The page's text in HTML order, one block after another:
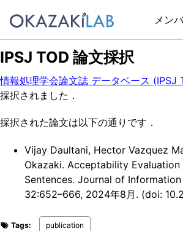
メン
IPSJ TOD 論文採択
情報処理学会論文誌 データベース (IPSJ
採択されました．
採択された論文は以下の通りです．
Vijay Daultani, Hector Vazquez
Okazaki. Acceptability
Sentences. Journal of
32:652–666, 2024年8月. (doi:
Tags: publication